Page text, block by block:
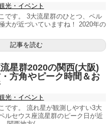
光・イベント
です。 3大流星群のひとつ、ペル
大が近づいていますね！ 2020年の
記事を読む
星群2020の関西(大阪)
方角やピーク時間＆お
光・イベント
です。 流れ星が観測しやすい3大
ルセウス座流星群のピーク日が近